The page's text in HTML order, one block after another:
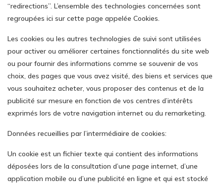
“redirections”. L’ensemble des technologies concernées sont
regroupées ici sur cette page appelée Cookies.
Les cookies ou les autres technologies de suivi sont utilisées
pour activer ou améliorer certaines fonctionnalités du site web
ou pour fournir des informations comme se souvenir de vos
choix, des pages que vous avez visité, des biens et services que
vous souhaitez acheter, vous proposer des contenus et de la
publicité sur mesure en fonction de vos centres d’intérêts
exprimés lors de votre navigation internet ou du remarketing.
Données recueillies par l’intermédiaire de cookies:
Un cookie est un fichier texte qui contient des informations
déposées lors de la consultation d’une page internet, d’une
application mobile ou d’une publicité en ligne et qui est stocké